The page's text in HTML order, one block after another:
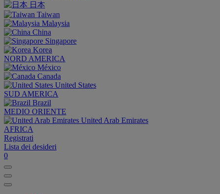
日本
Taiwan
Malaysia
China
Singapore
Korea
NORD AMERICA
México
Canada
United States
SUD AMERICA
Brazil
MEDIO ORIENTE
United Arab Emirates
AFRICA
Registrati
Lista dei desideri
0